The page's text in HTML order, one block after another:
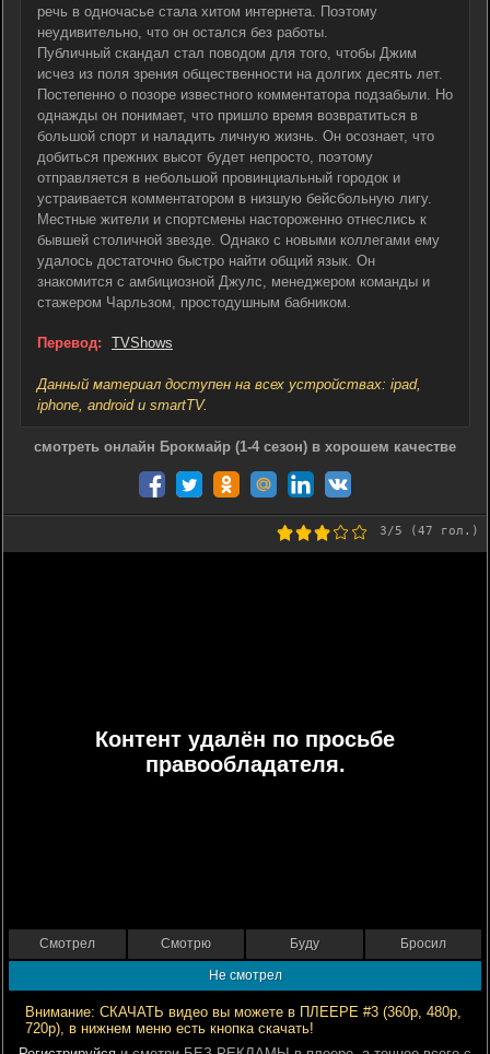
речь в одночасье стала хитом интернета. Поэтому
неудивительно, что он остался без работы.
Публичный скандал стал поводом для того, чтобы Джим
исчез из поля зрения общественности на долгих десять лет.
Постепенно о позоре известного комментатора подзабыли. Но
однажды он понимает, что пришло время возвратиться в
большой спорт и наладить личную жизнь. Он осознает, что
добиться прежних высот будет непросто, поэтому
отправляется в небольшой провинциальный городок и
устраивается комментатором в низшую бейсбольную лигу.
Местные жители и спортсмены настороженно отнеслись к
бывшей столичной звезде. Однако с новыми коллегами ему
удалось достаточно быстро найти общий язык. Он
знакомится с амбициозной Джулс, менеджером команды и
стажером Чарльзом, простодушным бабником.
Перевод: TVShows
Данный материал доступен на всех устройствах: ipad,
iphone, android и smartTV.
смотреть онлайн Брокмайр (1-4 сезон) в хорошем качестве
3/5 (47 гол.)
Контент удалён по просьбе
правообладателя.
Смотрел Смотрю Буду Бросил
Не смотрел
Внимание: СКАЧАТЬ видео вы можете в ПЛЕЕРЕ #3 (360р, 480р,
720р), в нижнем меню есть кнопка скачать!